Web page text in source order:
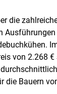
die
von 2.268 €
Bauern